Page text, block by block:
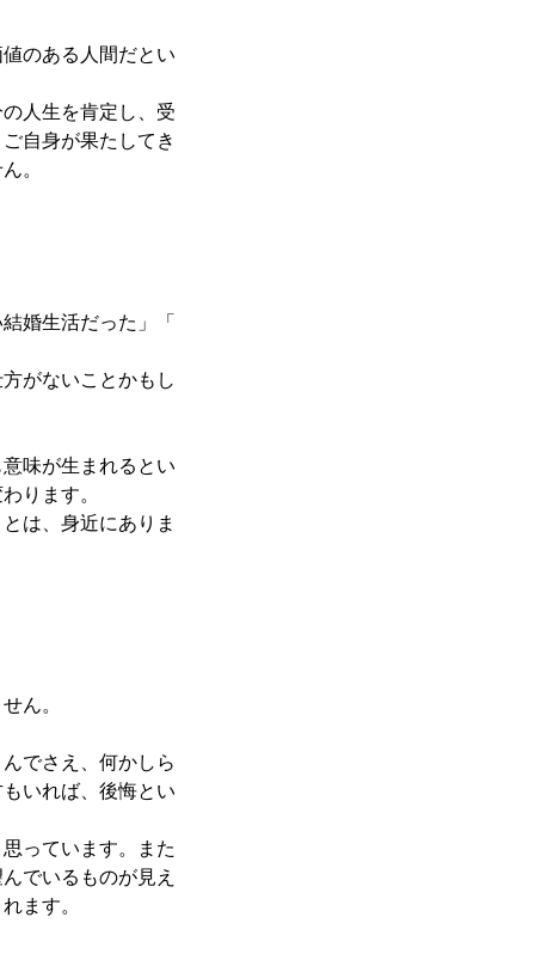
のある人間だとい
人生を肯定し、受
自身が果たしてき
。
婚生活だった」「
がないことかもし
味が生まれるとい
ります。
は、身近にありま
ん。
でさえ、何かしら
いれば、後悔とい
っています。また
でいるものが見え
ます。